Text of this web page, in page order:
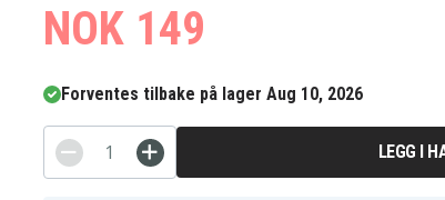
NOK 149
Forventes tilbake på lager Aug 10, 2026
LEGG I